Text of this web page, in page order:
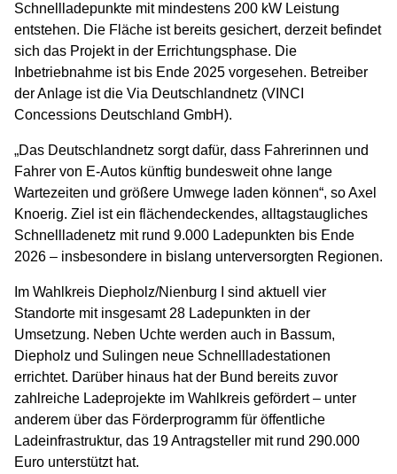
Schnellladepunkte mit mindestens 200 kW Leistung
entstehen. Die Fläche ist bereits gesichert, derzeit befindet
sich das Projekt in der Errichtungsphase. Die
Inbetriebnahme ist bis Ende 2025 vorgesehen. Betreiber
der Anlage ist die Via Deutschlandnetz (VINCI
Concessions Deutschland GmbH).
„Das Deutschlandnetz sorgt dafür, dass Fahrerinnen und
Fahrer von E-Autos künftig bundesweit ohne lange
Wartezeiten und größere Umwege laden können“, so Axel
Knoerig. Ziel ist ein flächendeckendes, alltagstaugliches
Schnellladenetz mit rund 9.000 Ladepunkten bis Ende
2026 – insbesondere in bislang unterversorgten Regionen.
Im Wahlkreis Diepholz/Nienburg I sind aktuell vier
Standorte mit insgesamt 28 Ladepunkten in der
Umsetzung. Neben Uchte werden auch in Bassum,
Diepholz und Sulingen neue Schnellladestationen
errichtet. Darüber hinaus hat der Bund bereits zuvor
zahlreiche Ladeprojekte im Wahlkreis gefördert – unter
anderem über das Förderprogramm für öffentliche
Ladeinfrastruktur, das 19 Antragsteller mit rund 290.000
Euro unterstützt hat.